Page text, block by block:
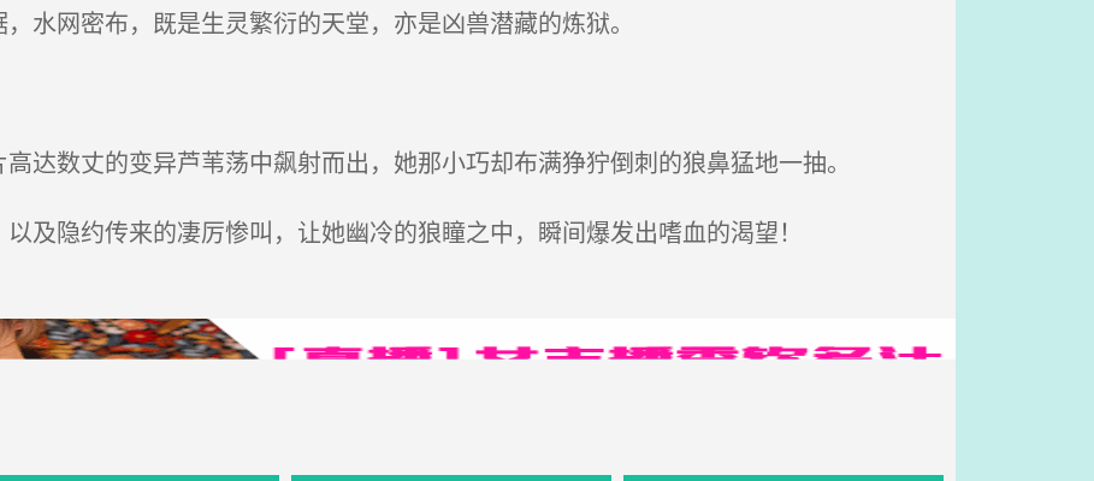
水网密布，既是生灵繁衍的天堂，亦是凶兽潜藏的炼狱。
达数丈的变异芦苇荡中飙射而出，她那小巧却布满狰狞倒刺的狼鼻猛地一抽。
及隐约传来的凄厉惨叫，让她幽冷的狼瞳之中，瞬间爆发出嗜血的渴望！